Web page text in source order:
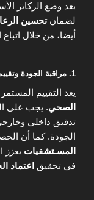
بعد وضع الركائز
لضمانتحسين
أيضا، من خلال
1. مراقبة الجودة وتقييم الأداء بشكل مستمر
يعد التقييم
الصحي. يجب على
تدقيق داخلي
الجودة. كما أن
المسـتشفيات يعزز
في تحقيق اعتماد